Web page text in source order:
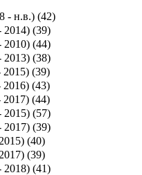
- н.в.) (42)
2014) (39)
2010) (44)
2013) (38)
2015) (39)
2016) (43)
2017) (44)
2015) (57)
2017) (39)
(40)
(39)
2018) (41)